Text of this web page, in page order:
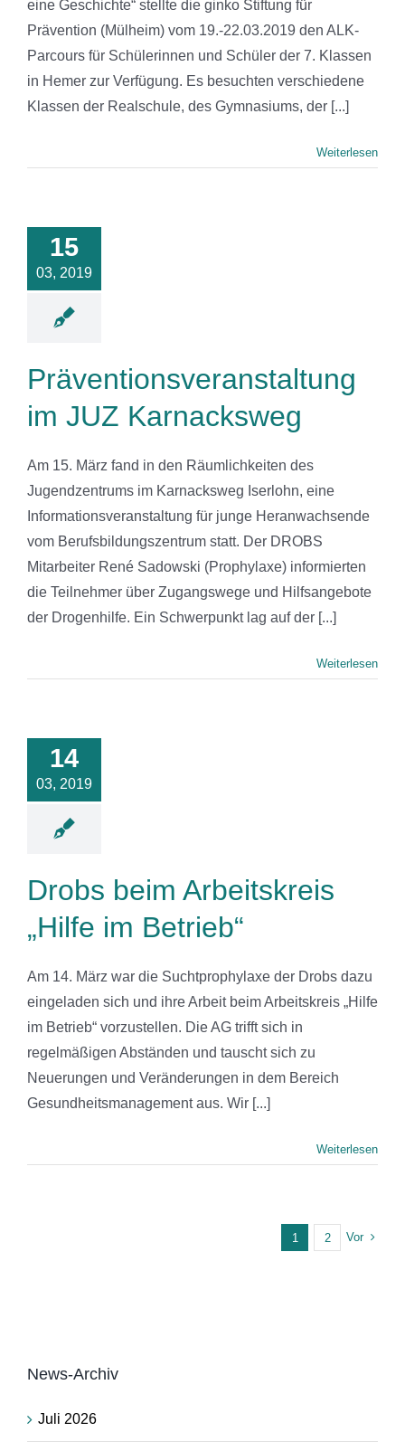
eine Geschichte“ stellte die ginko Stiftung für
Prävention (Mülheim) vom 19.-22.03.2019 den ALK-
Parcours für Schülerinnen und Schüler der 7. Klassen
in Hemer zur Verfügung. Es besuchten verschiedene
Klassen der Realschule, des Gymnasiums, der [...]
Weiterlesen
15
03, 2019
Präventionsveranstaltung
im JUZ Karnacksweg
Am 15. März fand in den Räumlichkeiten des
Jugendzentrums im Karnacksweg Iserlohn, eine
Informationsveranstaltung für junge Heranwachsende
vom Berufsbildungszentrum statt. Der DROBS
Mitarbeiter René Sadowski (Prophylaxe) informierten
die Teilnehmer über Zugangswege und Hilfsangebote
der Drogenhilfe. Ein Schwerpunkt lag auf der [...]
Weiterlesen
14
03, 2019
Drobs beim Arbeitskreis
„Hilfe im Betrieb“
Am 14. März war die Suchtprophylaxe der Drobs dazu
eingeladen sich und ihre Arbeit beim Arbeitskreis „Hilfe
im Betrieb“ vorzustellen. Die AG trifft sich in
regelmäßigen Abständen und tauscht sich zu
Neuerungen und Veränderungen in dem Bereich
Gesundheitsmanagement aus. Wir [...]
Weiterlesen
1 2 Vor
News-Archiv
Juli 2026